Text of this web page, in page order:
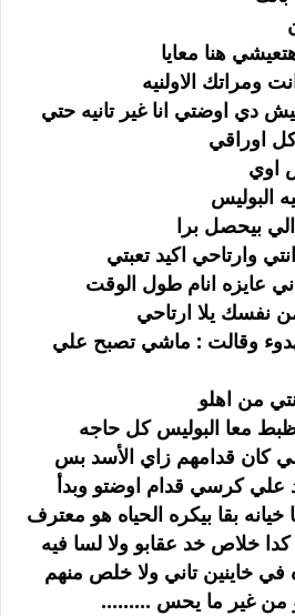
هنا معايا
ومراتك الاولنيه
دي اوضتي انا غير تانيه حتي
اوراقي
اوي
البوليس
بيحصل برا
وارتاحي اكيد تعبتي
عايزه انام طول الوقت
نفسك يلا ارتاحي
وقالت : ماشي تصبح علي
من اهلو
معا البوليس كل حاجه
كان قدامهم زاي الأسد بس
علي كرسي قدام اوضتو وبدأ
بقا بيكره الحياه هو معترف
خلاص خد عقابو ولا لسا فيه
في خاينين تاني ولا خلص منهم
من غير ما يحس .........